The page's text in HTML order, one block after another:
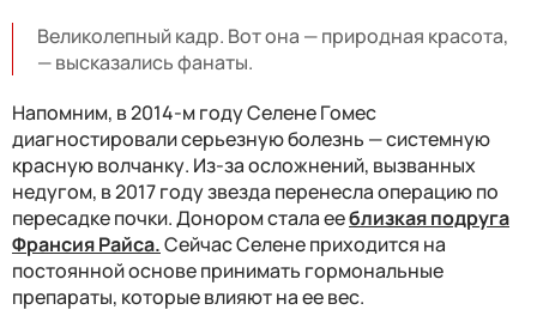
Великолепный кадр. Вот она — природная красота,
— высказались фанаты.
Напомним, в 2014-м году Селене Гомес
диагностировали серьезную болезнь — системную
красную волчанку. Из-за осложнений, вызванных
недугом, в 2017 году звезда перенесла операцию по
пересадке почки. Донором стала ееблизкая подруга
Франсия Райса.Сейчас Селене приходится на
постоянной основе принимать гормональные
препараты, которые влияют на ее вес.